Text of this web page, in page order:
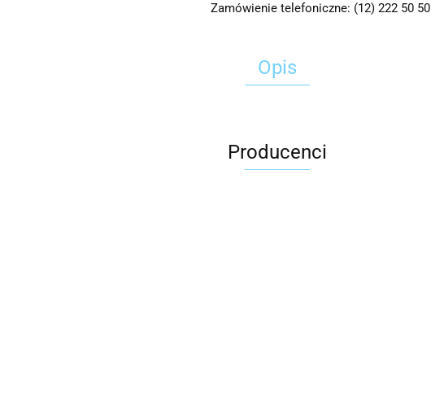
Zamówienie telefoniczne: (12) 222 50 50
Opis
Producenci